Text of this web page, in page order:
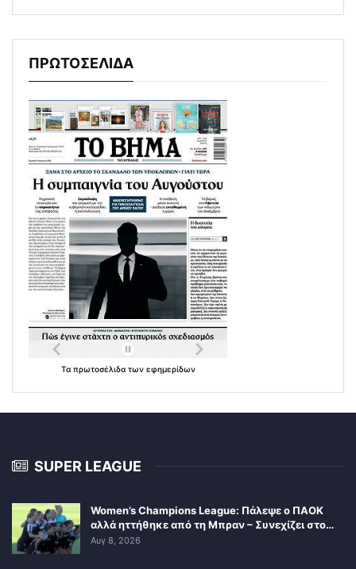
ΠΡΩΤΟΣΕΛΙΔΑ
Τα πρωτοσέλιδα των εφημερίδων
SUPER LEAGUE
Women’s Champions League: Πάλεψε ο ΠΑΟΚ
αλλά ηττήθηκε από τη Μπραν – Συνεχίζει στο…
Αυγ 8, 2026